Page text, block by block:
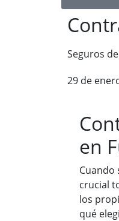
Seguros
29 de
en
Cuando
crucial
los
qué